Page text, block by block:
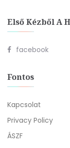
Első Kézből A
facebook
Fontos
Kapcsolat
Privacy Policy
ÁSZF